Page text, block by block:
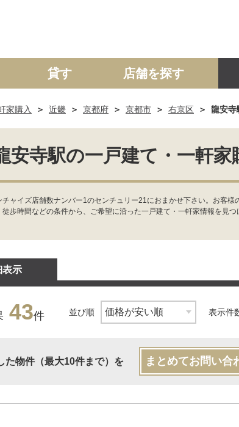
建て マンション 土地 事業
貸す 店舗を探す
家購入 近畿 京都府 京都市 右京区 龍安寺
安寺駅の一戸建て・一軒家
ャイズ店舗数ナンバー1のセンチュリー21におまかせ下さい。お客
歩時間などの条件から、ご希望に沿った一戸建て・一軒家情報を見
表示
43件 並び順 表示件
た物件（最大10件まで）を まとめてお問い合